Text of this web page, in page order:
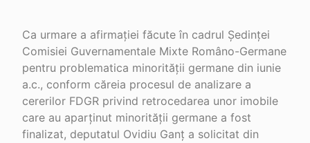
Ca urmare a afirmației făcute în cadrul Ședinței
Comisiei Guvernamentale Mixte Româno-Germane
pentru problematica minorității germane din iunie
a.c., conform căreia procesul de analizare a
cererilor FDGR privind retrocedarea unor imobile
care au aparținut minorității germane a fost
finalizat, deputatul Ovidiu Ganț a solicitat din